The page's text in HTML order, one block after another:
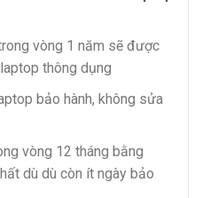
vòng 1 năm sẽ được
thông dụng
bảo hành, không sửa
vòng 12 tháng bằng
dù dù còn ít ngày bảo